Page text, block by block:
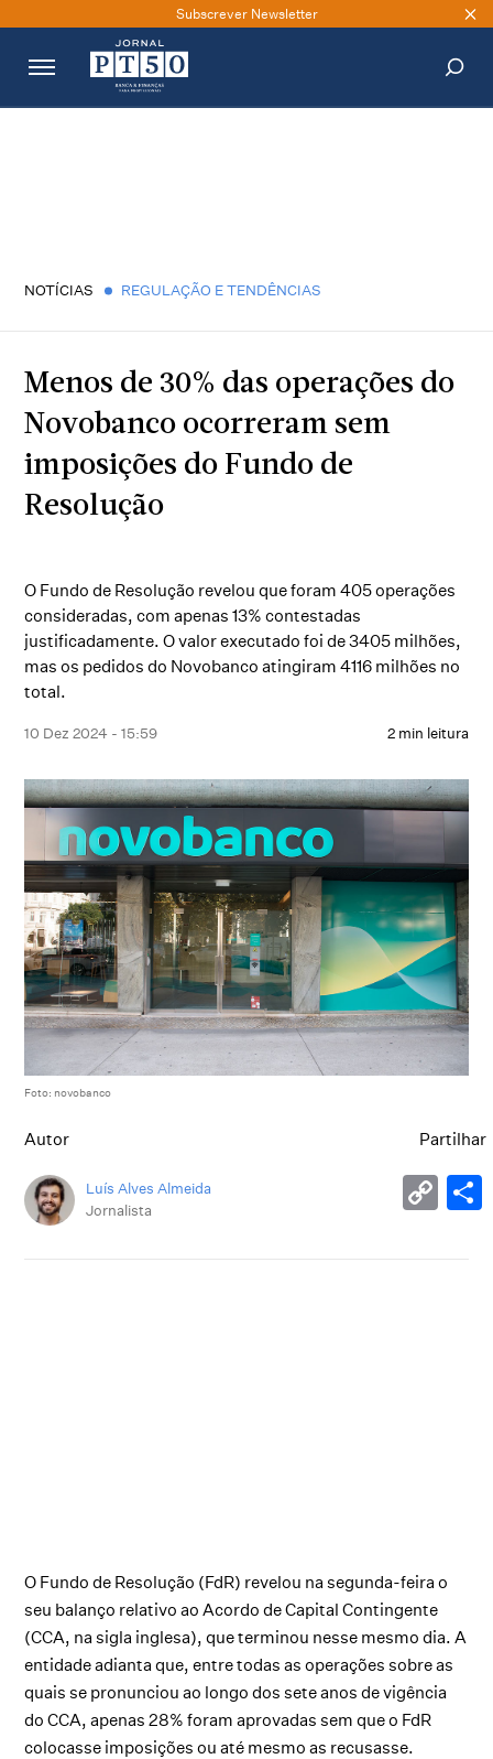
Subscrever Newsletter
NOTÍCIAS REGULAÇÃO E TENDÊNCIAS
Menos de 30% das operações do
Novobanco ocorreram sem
imposições do Fundo de
Resolução
O Fundo de Resolução revelou que foram 405 operações
consideradas, com apenas 13% contestadas
justificadamente. O valor executado foi de 3405 milhões,
mas os pedidos do Novobanco atingiram 4116 milhões no
total.
10 Dez 2024 - 15:59 2 min leitura
Foto: novobanco
Autor
Luís Alves Almeida
Jornalista
Partilhar
O Fundo de Resolução (FdR) revelou na segunda-feira o
seu balanço relativo ao Acordo de Capital Contingente
(CCA, na sigla inglesa), que terminou nesse mesmo dia. A
entidade adianta que, entre todas as operações sobre as
quais se pronunciou ao longo dos sete anos de vigência
do CCA, apenas 28% foram aprovadas sem que o FdR
colocasse imposições ou até mesmo as recusasse.